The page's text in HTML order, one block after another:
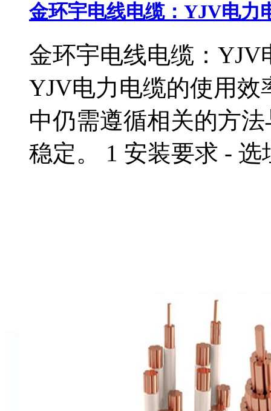
金环宇电线电缆：YJV电力
金环宇电线电缆：
YJV电力电缆的使用
中仍需遵循相关的方
稳定。 1 安装要求 - 选